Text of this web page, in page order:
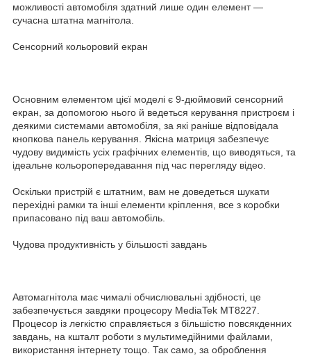
можливості автомобіля здатний лише один елемент —
сучасна штатна магнітола.
Сенсорний кольоровий екран
Основним елементом цієї моделі є 9-дюймовий сенсорний
екран, за допомогою нього й ведеться керування пристроєм і
деякими системами автомобіля, за які раніше відповідала
кнопкова панель керування. Якісна матриця забезпечує
чудову видимість усіх графічних елементів, що виводяться, та
ідеальне кольоропередавання під час перегляду відео.
Оскільки пристрій є штатним, вам не доведеться шукати
перехідні рамки та інші елементи кріплення, все з коробки
припасовано під ваш автомобіль.
Чудова продуктивність у більшості завдань
Автомагнітола має чималі обчислювальні здібності, це
забезпечується завдяки процесору MediaTek MT8227.
Процесор із легкістю справляється з більшістю повсякденних
завдань, на кшталт роботи з мультимедійними файлами,
використання інтернету тощо. Так само, за оброблення